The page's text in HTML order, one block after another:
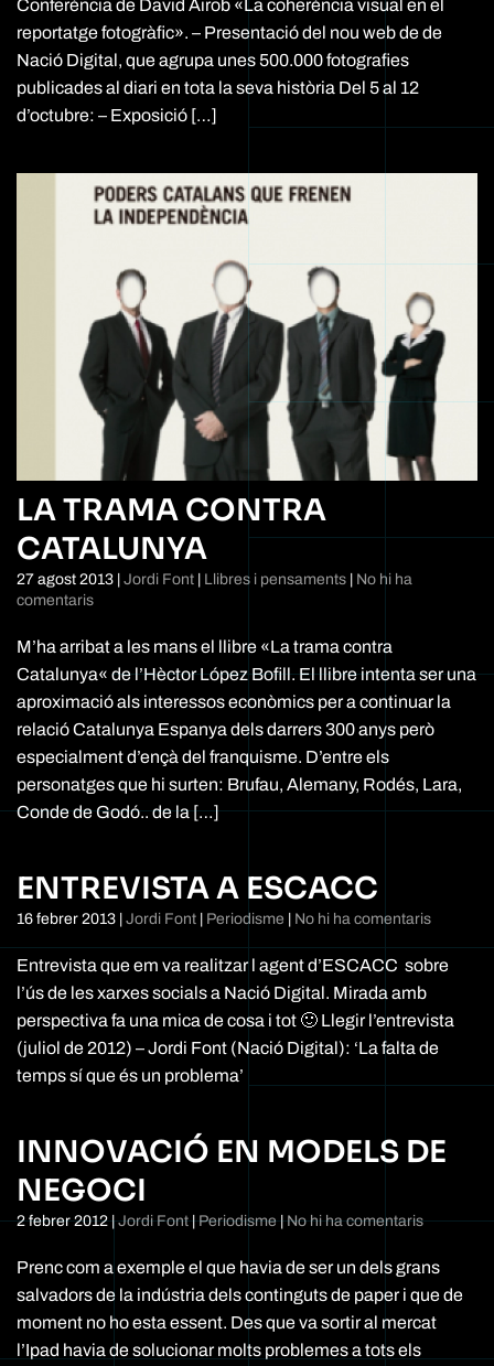
visual
en
el
reportatge
fotogràfic
Conferència de David Airob «La coherència visual en el
reportatge fotogràfic». – Presentació del nou web de de
Nació Digital, que agrupa unes 500.000 fotografies
publicades al diari en tota la seva història Del 5 al 12
d’octubre: – Exposició […]
LA TRAMA CONTRA
CATALUNYA
27 agost 2013 Jordi Font Llibres i pensaments
No hi ha
comentarisa
Trama
Catalunya
M’ha arribat a les mans el llibre «La trama contra
Catalunya« de l’Hèctor López Bofill. El llibre intenta ser una
aproximació als interessos econòmics per a continuar la
relació Catalunya Espanya dels darrers 300 anys però
especialment d’ençà del franquisme. D’entre els
personatges que hi surten: Brufau, Alemany, Rodés, Lara,
Conde de Godó.. de la […]
ENTREVISTA A ESCACC
16 febrer 2013 Jordi Font Periodisme No hi ha comentarisa
a
Entrevista que em va realitzar l agent d’ESCACC sobre
l’ús de les xarxes socials a Nació Digital. Mirada amb
perspectiva fa una mica de cosa i tot 🙂 Llegir l’entrevista
(juliol de 2012) – Jordi Font (Nació Digital): ‘La falta de
temps sí que és un problema’
INNOVACIÓ EN MODELS DE
NEGOCI
2 febrer 2012|Jordi Font|Periodisme|No hi ha comentarisa
en
de
negoci
Prenc com a exemple el que havia de ser un dels grans
salvadors de la indústria dels continguts de paper i que de
moment no ho esta essent. Des que va sortir al mercat
l’Ipad havia de solucionar molts problemes a tots els